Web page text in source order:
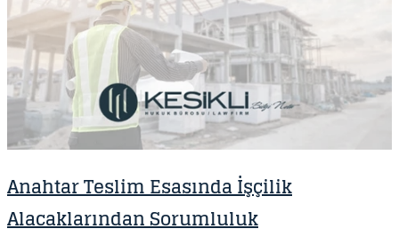
Anahtar Teslim Esasında İşçilik
Alacaklarından Sorumluluk